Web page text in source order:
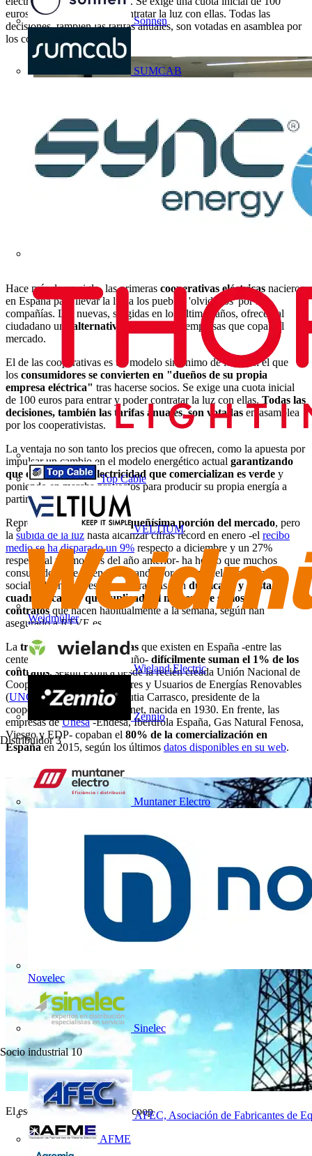
Sonnen
SUMCAB
Top Cable
VELTIUM
Weidmüller
Wieland Electric
Zennio
Distribuidor 3
Muntaner Electro
Novelec
Sinelec
Socio industrial 10
AFEC, Asociación de Fabricantes de
AFME
euros para entrar y poder contratar la luz con ellas. Todas las
decisiones, también las tarifas anuales, son votadas en asamblea por
los cooperativistas.
Hace más de un siglo, las primeras cooperativas eléctricas nacieron
en España para llevar la luz a los pueblos 'olvidados' por las
compañías. Las nuevas, surgidas en los últimos años, ofrecen al
ciudadano una
alternativa
a las grandes empresas que copan el
mercado.
El de las cooperativas es un modelo sin ánimo de lucro en el que
los consumidores se convierten en "dueños de su propia
empresa eléctrica" tras hacerse socios. Se exige una cuota inicial
de 100 euros para entrar y poder contratar la luz con ellas. Todas las
decisiones, también las tarifas anuales, son votadas en asamblea
por los cooperativistas.
La ventaja no son tanto los precios que ofrecen, como la apuesta por
impulsar un cambio en el modelo energético actual garantizando
que el 100% de la electricidad que comercializan es verde y
poniendo en marcha proyectos para producir su propia energía a
partir de fuentes renovables.
Representan todavía unapequeñísima porción del mercado, pero
la subida de la luz hasta alcanzar cifras récord en enero -el recibo
medio se ha disparado un 9% respecto a diciembre y un 27%
respecto al mismo mes del año anterior- ha hecho que muchos
consumidores se estén interesando por este modelo de economía
social. Algunas de estas cooperativas han duplicado y hasta
cuadruplicado y quintuplicado el número de socios y
contratosque hacen habitualmente a la semana, según han
asegurado a RTVE.es.
La treintena de cooperativas que existen en España -entre las
centenarias y las de nuevo cuño- difícilmente suman el 1% de los
contratos, según explica desde la recién creada Unión Nacional de
Cooperativas de Consumidores y Usuarios de Energías Renovables
(UNCCUER) Salvador Escutia Carrasco, presidente de la
cooperativa eléctrica de Alginet, nacida en 1930. En frente, las
empresas deUnesa-Endesa, Iberdrola España, Gas Natural Fenosa,
Viesgo y EDP- copaban el 80% de la comercialización en
Españaen 2015, según los últimos datos disponibles en su web.
El escarabajo verde - Electrocoop